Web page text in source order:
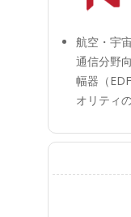
航空・宇
通信分野
幅器（
オリティ